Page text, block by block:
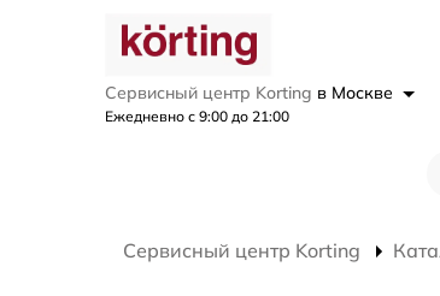
Сервисный центр Korting в Москве
Ежедневно с 9:00 до 21:00
Сервисный центр Korting